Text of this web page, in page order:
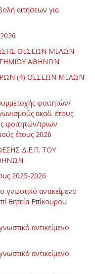
αιτήσεων για
ΘΕΣΕΩΝ ΜΕΛΩΝ
ΑΘΗΝΩΝ
(4) ΘΕΣΕΩΝ ΜΕΛΩΝ
φοιτητών/
ακαδ. έτους
φοιτητών/τριων
έτους 2026
Δ.Ε.Π. ΤΟΥ
2025-2026
γνωστικό αντικείμενο
θητεία Επίκουρου
αντικείμενο
αντικείμενο